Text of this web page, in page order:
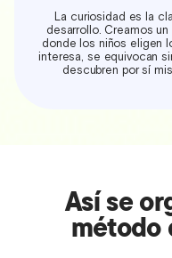
La curiosidad es la
desarrollo. Creamos
donde los niños eligen
interesa, se equivocan
descubren por sí
Así se
método